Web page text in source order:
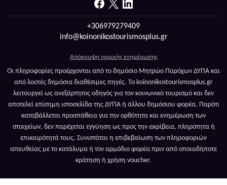
+306979279409
info@koinonikostourismosplus.gr
Απόκρυψη νομικής ενημέρωσης
Οι πληροφορίες προέρχονται από το δημόσιο Μητρώο Παρόχων ΔΥΠΑ και
από λοιπές δημόσια διαθέσιμες πηγές. Το koinonikostourismosplus.gr
λειτουργεί ως ανεξάρτητος οδηγός για τον κοινωνικό τουρισμό και δεν
αποτελεί επίσημη ιστοσελίδα της ΔΥΠΑ ή άλλου δημόσιου φορέα. Παρότι
καταβάλλεται προσπάθεια για την ορθότητα και ενημέρωση των
στοιχείων, δεν παρέχεται εγγύηση ως προς την ακρίβεια, πληρότητα ή
επικαιρότητά τους. Συνιστάται η επιβεβαίωση των πληροφοριών
απευθείας με το κατάλυμα ή τον αρμόδιο φορέα πριν από οποιαδήποτε
κράτηση ή χρήση voucher.